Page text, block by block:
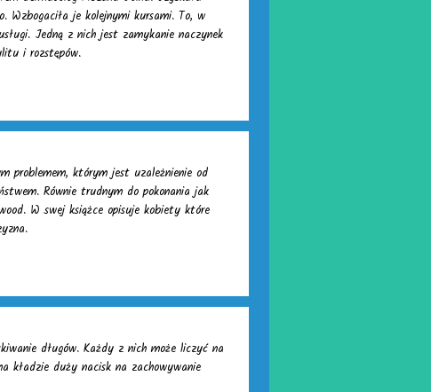
Wzbogaciła je kolejnymi kursami. To, w
Jedną z nich jest zamykanie naczynek
i rozstępów.
problemem, którym jest uzależnienie od
Równie trudnym do pokonania jak
W swej książce opisuje kobiety które
długów. Każdy z nich może liczyć na
kładzie duży nacisk na zachowywanie